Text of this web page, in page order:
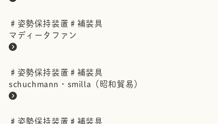
♯ 姿勢保持装置 ♯ 補装具
マディータファン
♯ 姿勢保持装置 ♯ 補装具
schuchmann・smilla（昭和貿易）
♯ 姿勢保持装置 ♯ 補装具